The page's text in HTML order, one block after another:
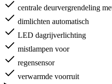
centrale deurvergrendeling
dimlichten automatisch
LED dagrijverlichting
mistlampen voor
regensensor
verwarmde voorruit